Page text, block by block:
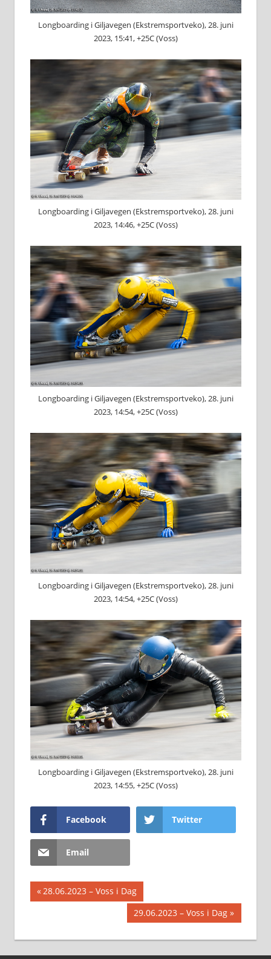
Longboarding i Giljavegen (Ekstremsportveko), 28. juni
2023, 15:41, +25C (Voss)
Longboarding i Giljavegen (Ekstremsportveko), 28. juni
2023, 14:46, +25C (Voss)
Longboarding i Giljavegen (Ekstremsportveko), 28. juni
2023, 14:54, +25C (Voss)
Longboarding i Giljavegen (Ekstremsportveko), 28. juni
2023, 14:54, +25C (Voss)
Longboarding i Giljavegen (Ekstremsportveko), 28. juni
2023, 14:55, +25C (Voss)
Facebook Twitter
Email
Innleggsnavigasjon
Previous
Post:
28.06.2023 – Voss i Dag
Next
Post:
29.06.2023 – Voss i Dag